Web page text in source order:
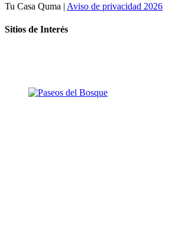
Tu Casa Quma | Aviso de privacidad 2026
Sitios de Interés